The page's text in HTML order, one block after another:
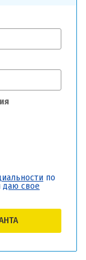
по
даю свое